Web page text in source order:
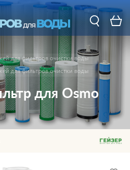
для фильтров очистки воды
для фильтров очистки воды
для Osmo